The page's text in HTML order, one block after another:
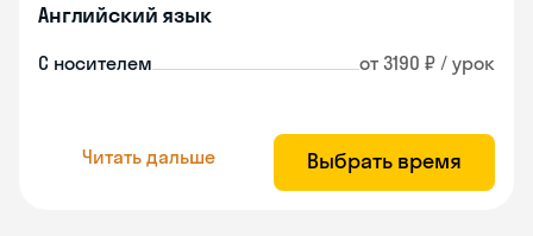
Английский язык
С носителем от 3190 ₽ / урок
Читать дальше Выбрать время